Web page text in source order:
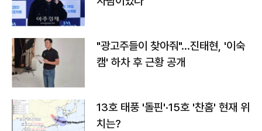
"광고주들이 찾아줘"…진태현, '이숙
캠' 하차 후 근황 공개
13호 태풍 '돌핀'·15호 '찬홈' 현재 위
치는?